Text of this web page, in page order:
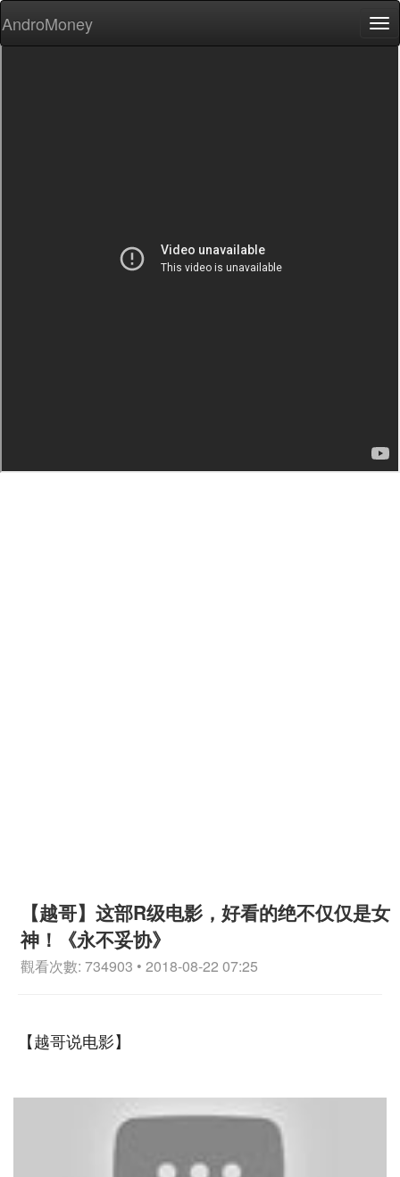
AndroMoney
【越哥】这部R级电影，好看的绝不仅仅是女
神！《永不妥协》
觀看次數: 734903 • 2018-08-22 07:25
【越哥说电影】